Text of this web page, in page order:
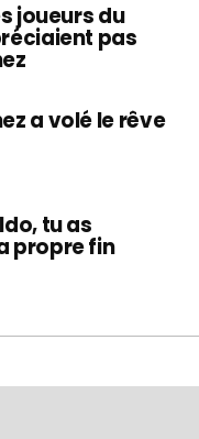
joueurs du
pas
a volé le rêve
tu as
propre fin